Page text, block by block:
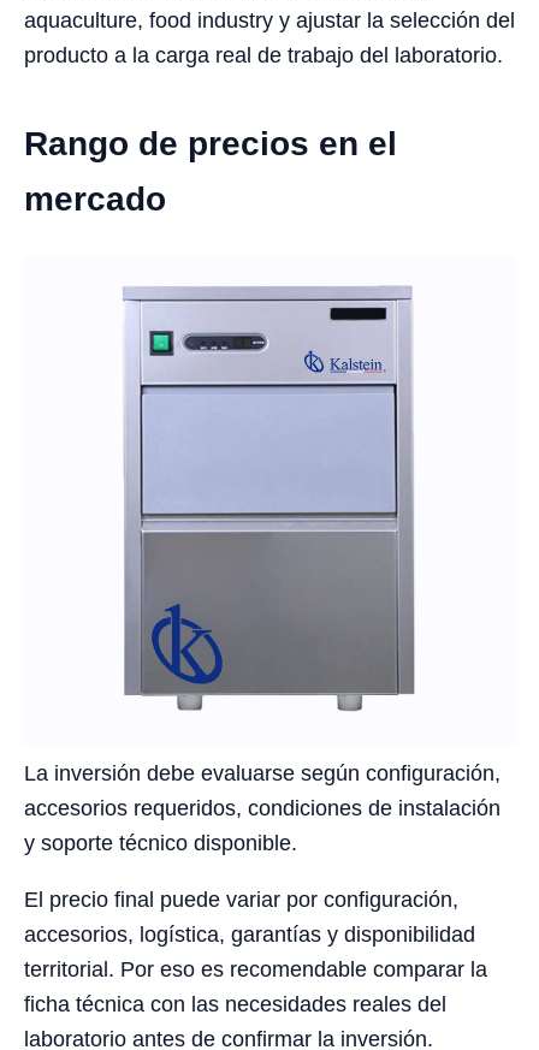
aquaculture, food industry y ajustar la selección del
producto a la carga real de trabajo del laboratorio.
Rango de precios en el
mercado
La inversión debe evaluarse según configuración,
accesorios requeridos, condiciones de instalación
y soporte técnico disponible.
El precio final puede variar por configuración,
accesorios, logística, garantías y disponibilidad
territorial. Por eso es recomendable comparar la
ficha técnica con las necesidades reales del
laboratorio antes de confirmar la inversión.